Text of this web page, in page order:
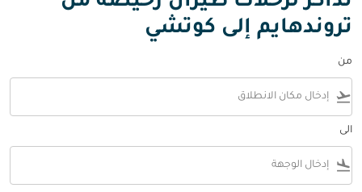
تروندهايم إلى كوتشي
من
flight_takeoff
الى
flight_land